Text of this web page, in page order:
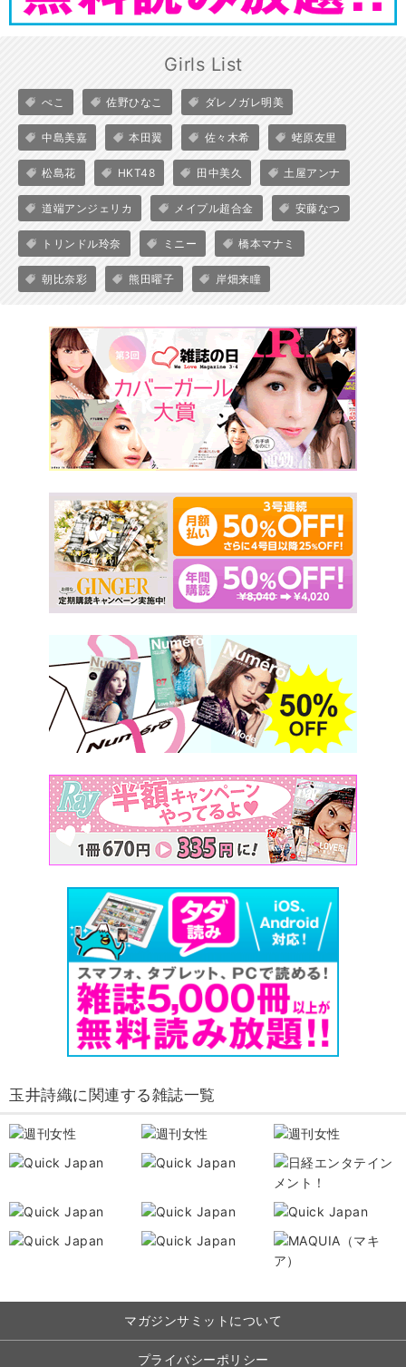
Girls List
ぺこ 佐野ひなこ ダレノガレ明美
中島美嘉 本田翼 佐々木希 蛯原友里
松島花 HKT48 田中美久 土屋アンナ
道端アンジェリカ メイプル超合金 安藤なつ
トリンドル玲奈 ミニー 橋本マナミ
朝比奈彩 熊田曜子 岸畑来瞳
玉井詩織に関連する雑誌一覧
マガジンサミットについて
プライバシーポリシー